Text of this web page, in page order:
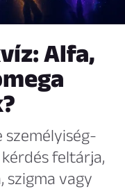
Alfa,
személyiség-
feltárja,
szigma vagy